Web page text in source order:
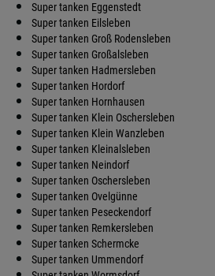
Super tanken Eggenstedt
Super tanken Eilsleben
Super tanken Groß Rodensleben
Super tanken Großalsleben
Super tanken Hadmersleben
Super tanken Hordorf
Super tanken Hornhausen
Super tanken Klein Oschersleben
Super tanken Klein Wanzleben
Super tanken Kleinalsleben
Super tanken Neindorf
Super tanken Oschersleben
Super tanken Ovelgünne
Super tanken Peseckendorf
Super tanken Remkersleben
Super tanken Schermcke
Super tanken Ummendorf